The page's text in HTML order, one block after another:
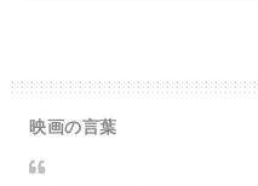
映画の言葉